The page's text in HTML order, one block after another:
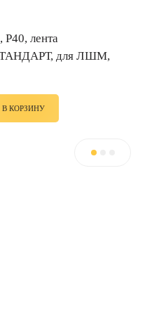
лента
для ЛШМ,
В КОРЗИНУ